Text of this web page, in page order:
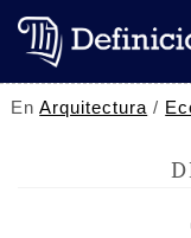
EnArquitectura /